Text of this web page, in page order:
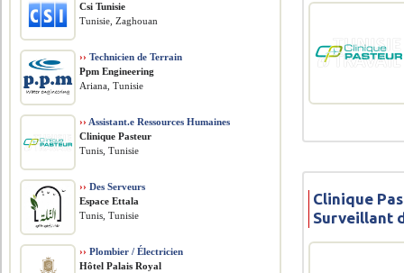
Clinique
Surveillant
Csi Tunisie
Tunisie, Zaghouan
›› Technicien de Terrain
Ppm Engineering
Ariana, Tunisie
›› Assistant.e Ressources Humaines
Clinique Pasteur
Tunis, Tunisie
›› Des Serveurs
Espace Ettala
Tunis, Tunisie
›› Plombier / Électricien
Hôtel Palais Royal